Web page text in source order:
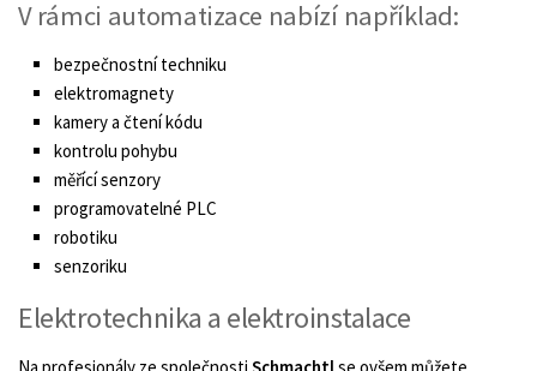
V rámci automatizace nabízí například:
bezpečnostní techniku
elektromagnety
kamery a čtení kódu
kontrolu pohybu
měřící senzory
programovatelné PLC
robotiku
senzoriku
Elektrotechnika a elektroinstalace
Na profesionály ze společnosti Schmachtl se ovšem můžete